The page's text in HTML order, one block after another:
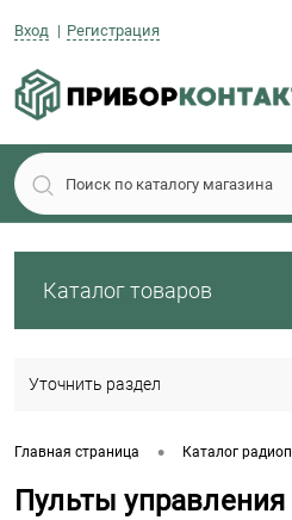
Вход Регистрация
Каталог товаров
Уточнить раздел
Главная страница • Каталог
Пульты управления